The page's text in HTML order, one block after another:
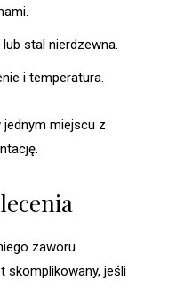
stal nierdzewna.
i temperatura.
miejscu z
zaworu
skomplikowany, jeśli